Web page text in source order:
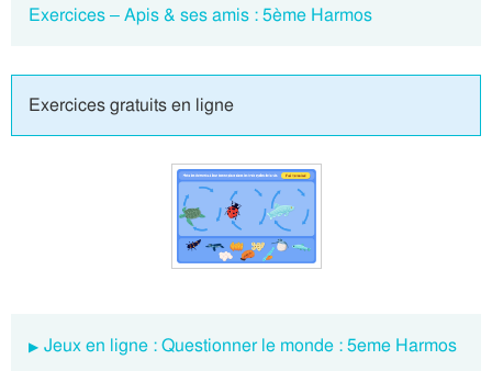
Exercices – Apis & ses amis : 5ème Harmos
Exercices gratuits en ligne
Jeux en ligne : Questionner le monde : 5eme Harmos